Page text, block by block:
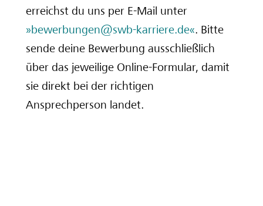
erreichst du uns per E-Mail unter
bewerbungen@swb-karriere.de . Bitte
sende deine Bewerbung ausschließlich
über das jeweilige Online-Formular, damit
sie direkt bei der richtigen
Ansprechperson landet.